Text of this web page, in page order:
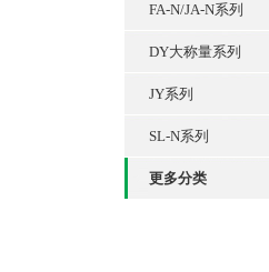
FA-N/JA-N系列
DY大称量系列
JY系列
SL-N系列
更多分类